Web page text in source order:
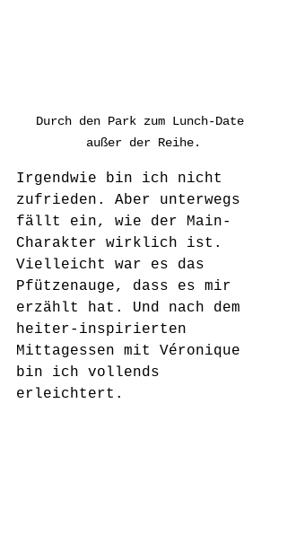
Durch den Park zum Lunch-Date
außer der Reihe.
Irgendwie bin ich nicht
zufrieden. Aber unterwegs
fällt ein, wie der Main-
Charakter wirklich ist.
Vielleicht war es das
Pfützenauge, dass es mir
erzählt hat. Und nach dem
heiter-inspirierten
Mittagessen mit Véronique
bin ich vollends
erleichtert.